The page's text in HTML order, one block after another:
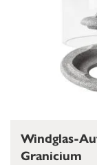
Windglas-
Granicium